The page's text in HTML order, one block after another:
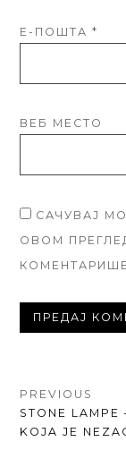
Е-ПОШТА*
ВЕБ МЕСТО
САЧУВАЈ
ОВОМ
PREVIOUS
PREVIOUS
POST:
STONE LAMPE
KOJA JE